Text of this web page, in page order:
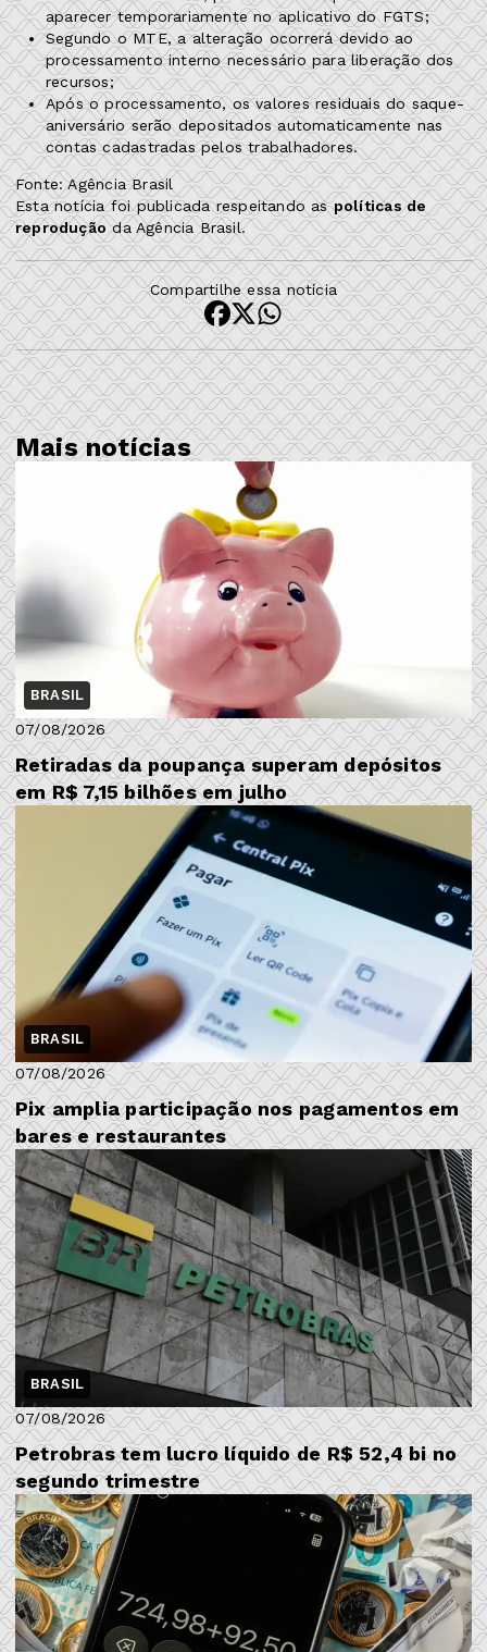
aparecer temporariamente no aplicativo do FGTS;
Segundo o MTE, a alteração ocorrerá devido ao
processamento interno necessário para liberação dos
recursos;
Após o processamento, os valores residuais do saque-
aniversário serão depositados automaticamente nas
contas cadastradas pelos trabalhadores.
Fonte: Agência Brasil
Esta notícia foi publicada respeitando aspolíticas de
reproduçãoda Agência Brasil.
Compartilhe essa notícia
Mais notícias
BRASIL
07/08/2026
Retiradas da poupança superam depósitos
em R$ 7,15 bilhões em julho
BRASIL
07/08/2026
Pix amplia participação nos pagamentos em
bares e restaurantes
BRASIL
07/08/2026
Petrobras tem lucro líquido de R$ 52,4 bi no
segundo trimestre